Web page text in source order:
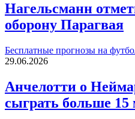
Нагельсманн
оборону Парагвая
Бесплатные прогнозы на
29.06.2026
Анчелотти о
сыграть больше 15